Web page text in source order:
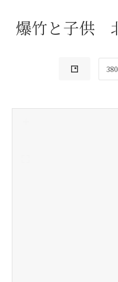
爆竹と子供